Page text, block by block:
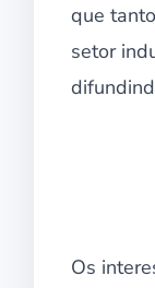
que
setor
Os